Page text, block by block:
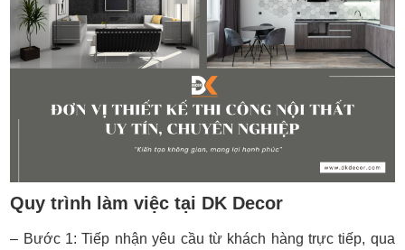
Quy trình làm việc tại DK Decor
– Bước 1: Tiếp nhận yêu cầu từ khách hàng trực tiếp, qua